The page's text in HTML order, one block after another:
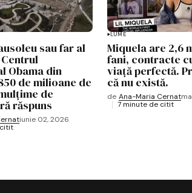
sau far al
Obama din
de milioane de
de
răspuns
iunie 02, 2026
LUME
Miquela are 2,6
fani, contracte
viață perfectă.
că nu există.
de Ana-Maria Cernat
7 minute de citit